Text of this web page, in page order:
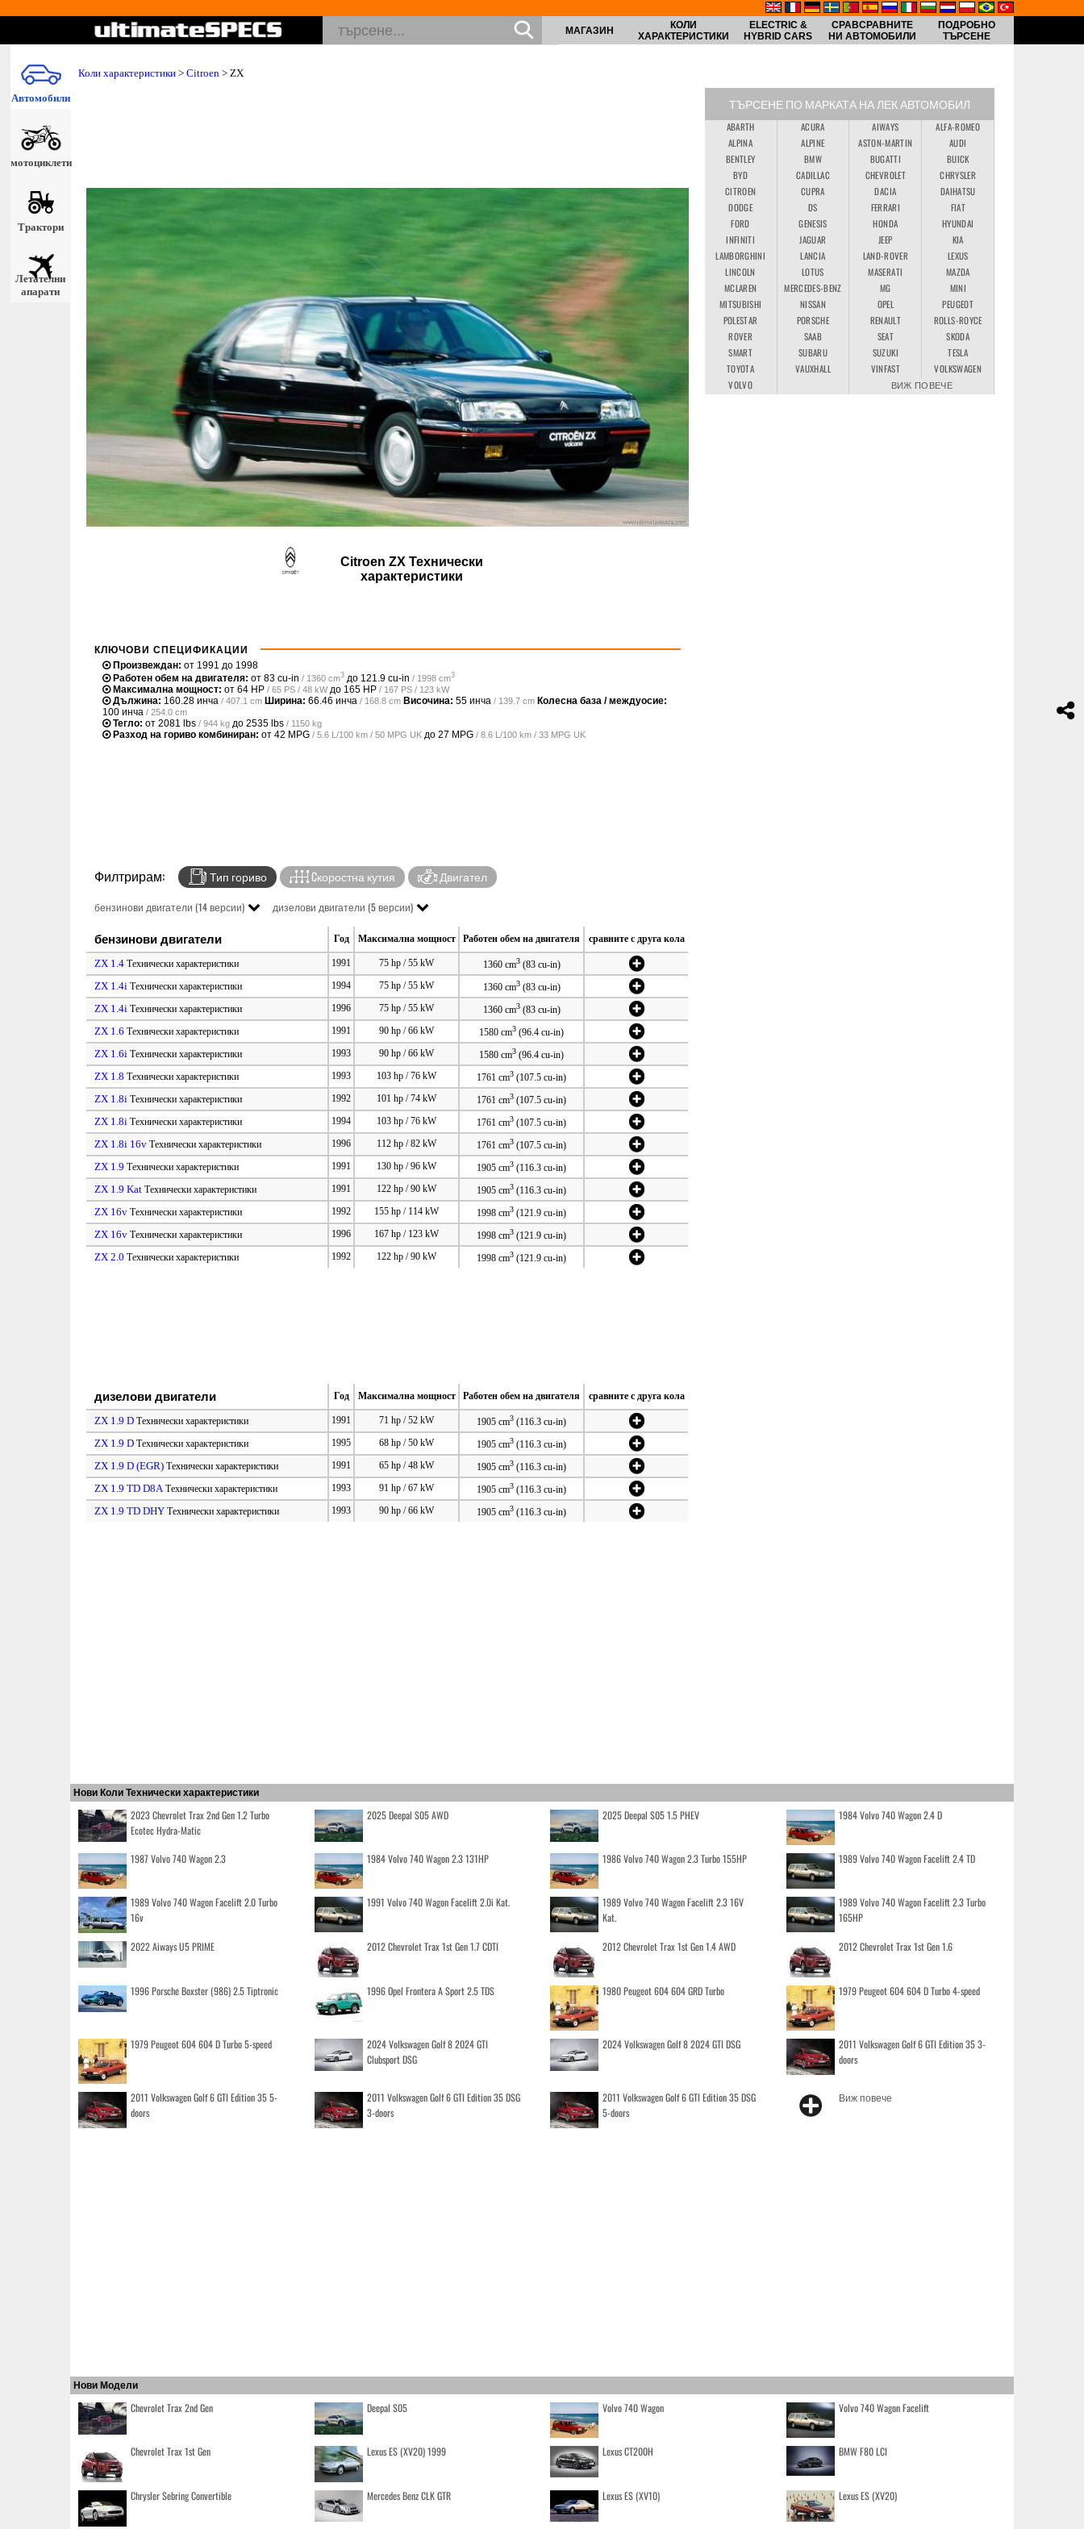
Автомобили
мотоциклети
Трактори
Летателни
апарати
МАГАЗИН
КОЛИ
ХАРАКТЕРИСТИКИ
ELECTRIC &
HYBRID CARS
СРАВСРАВНИТЕ
НИ АВТОМОБИЛИ
ПОДРОБНО
ТЪРСЕНЕ
Коли характеристики > Citroen > ZX
Citroen ZX Технически
характеристики
КЛЮЧОВИ СПЕЦИФИКАЦИИ
Произвеждан: от 1991 до 1998
Работен обем на двигателя: от 83 cu-in / 1360 cm3 до 121.9 cu-in / 1998 cm3
Максимална мощност: от 64 HP / 65 PS / 48 kWдо 165 HP / 167 PS / 123 kW
Дължина: 160.28 инча / 407.1 cm Ширина: 66.46 инча / 168.8 cm Височина: 55 инча / 139.7 cm Колесна база / междуосие:
100 инча / 254.0 cm
Тегло: от 2081 lbs / 944 kg до 2535 lbs / 1150 kg
Разход на гориво комбиниран: от 42 MPG / 5.6 L/100 km / 50 MPG UK до 27 MPG / 8.6 L/100 km / 33 MPG UK
Филтрирам: Тип гориво Cкоростна кутия Двигател
бензинови двигатели (14 версии) дизелови двигатели (5 версии)
бензинови двигатели Год Максимална мощност Работен обем на двигателя сравните с друга кола
ZX 1.4 Технически характеристики 1991 75 hp / 55 kW 1360 cm3(83 cu-in)
ZX 1.4i Технически характеристики 1994 75 hp / 55 kW 1360 cm3(83 cu-in)
ZX 1.4i Технически характеристики 1996 75 hp / 55 kW 1360 cm3(83 cu-in)
ZX 1.6 Технически характеристики 1991 90 hp / 66 kW 1580 cm3 (96.4 cu-in)
ZX 1.6i Технически характеристики 1993 90 hp / 66 kW 1580 cm3 (96.4 cu-in)
ZX 1.8 Технически характеристики 1993 103 hp / 76 kW 1761 cm3 (107.5 cu-in)
ZX 1.8i Технически характеристики 1992 101 hp / 74 kW 1761 cm3 (107.5 cu-in)
ZX 1.8i Технически характеристики 1994 103 hp / 76 kW 1761 cm3 (107.5 cu-in)
ZX 1.8i 16v Технически характеристики 1996 112 hp / 82 kW 1761 cm3 (107.5 cu-in)
ZX 1.9 Технически характеристики 1991 130 hp / 96 kW 1905 cm3 (116.3 cu-in)
ZX 1.9 Kat Технически характеристики 1991 122 hp / 90 kW 1905 cm3 (116.3 cu-in)
ZX 16v Технически характеристики 1992 155 hp / 114 kW 1998 cm3 (121.9 cu-in)
ZX 16v Технически характеристики 1996 167 hp / 123 kW 1998 cm3 (121.9 cu-in)
ZX 2.0 Технически характеристики 1992 122 hp / 90 kW 1998 cm3 (121.9 cu-in)
дизелови двигатели Год Максимална мощност Работен обем на двигателя сравните с друга кола
ZX 1.9 D Технически характеристики 1991 71 hp / 52 kW 1905 cm3 (116.3 cu-in)
ZX 1.9 D Технически характеристики 1995 68 hp / 50 kW 1905 cm3 (116.3 cu-in)
ZX 1.9 D (EGR) Технически характеристики 1991 65 hp / 48 kW 1905 cm3 (116.3 cu-in)
ZX 1.9 TD D8A Технически характеристики 1993 91 hp / 67 kW 1905 cm3 (116.3 cu-in)
ZX 1.9 TD DHY Технически характеристики 1993 90 hp / 66 kW 1905 cm3 (116.3 cu-in)
ТЪРСЕНЕ ПО МАРКАТА НА ЛЕК АВТОМОБИЛ
ABARTH ACURA AIWAYS
ALFA-ROMEO
ALPINA
ALPINE ASTON-MARTIN
AUDI
BENTLEY
BMW BUGATTI
BUICK
BYD
CADILLAC CHEVROLET
CHRYSLER
CITROEN
CUPRA DACIA
DAIHATSU
DODGE
DS FERRARI
FIAT
FORD
GENESIS HONDA
HYUNDAI
INFINITI
JAGUAR JEEP
KIA
LAMBORGHINI
LANCIA LAND-ROVER
LEXUS
LINCOLN
LOTUS MASERATI
MAZDA
MCLAREN
MERCEDES-BENZ MG
MINI
MITSUBISHI
NISSAN OPEL
PEUGEOT
POLESTAR
PORSCHE RENAULT
ROLLS-ROYCE
ROVER
SAAB SEAT
SKODA
SMART
SUBARU SUZUKI
TESLA
TOYOTA
VAUXHALL VINFAST
VOLKSWAGEN
VOLVO
ВИЖ ПОВЕЧЕ
Нови Коли Технически характеристики
2023 Chevrolet Trax 2nd Gen 1.2 Turbo
Ecotec Hydra-Matic
2025 Deepal S05 AWD 2025 Deepal S05 1.5 PHEV 1984 Volvo 740 Wagon 2.4 D
1987 Volvo 740 Wagon 2.3 1984 Volvo 740 Wagon 2.3 131HP 1986 Volvo 740 Wagon 2.3 Turbo 155HP 1989 Volvo 740 Wagon Facelift 2.4 TD
1989 Volvo 740 Wagon Facelift 2.0 Turbo
16v
1991 Volvo 740 Wagon Facelift 2.0i Kat.
1989 Volvo 740 Wagon Facelift 2.3 16V
Kat.
1989 Volvo 740 Wagon Facelift 2.3 Turbo
165HP
2022 Aiways U5 PRIME 2012 Chevrolet Trax 1st Gen 1.7 CDTI 2012 Chevrolet Trax 1st Gen 1.4 AWD 2012 Chevrolet Trax 1st Gen 1.6
1996 Porsche Boxster (986) 2.5 Tiptronic 1996 Opel Frontera A Sport 2.5 TDS 1980 Peugeot 604 604 GRD Turbo 1979 Peugeot 604 604 D Turbo 4-speed
1979 Peugeot 604 604 D Turbo 5-speed
2024 Volkswagen Golf 8 2024 GTI
Clubsport DSG
2024 Volkswagen Golf 8 2024 GTI DSG
2011 Volkswagen Golf 6 GTI Edition 35 3-
doors
2011 Volkswagen Golf 6 GTI Edition 35 5-
doors
2011 Volkswagen Golf 6 GTI Edition 35 DSG
3-doors
2011 Volkswagen Golf 6 GTI Edition 35 DSG
5-doors
Виж повече
Нови Модели
Chevrolet Trax 2nd Gen Deepal S05 Volvo 740 Wagon Volvo 740 Wagon Facelift
Chevrolet Trax 1st Gen Lexus ES (XV20) 1999 Lexus CT200H BMW F80 LCI
Chrysler Sebring Convertible Mercedes Benz CLK GTR Lexus ES (XV10) Lexus ES (XV20)